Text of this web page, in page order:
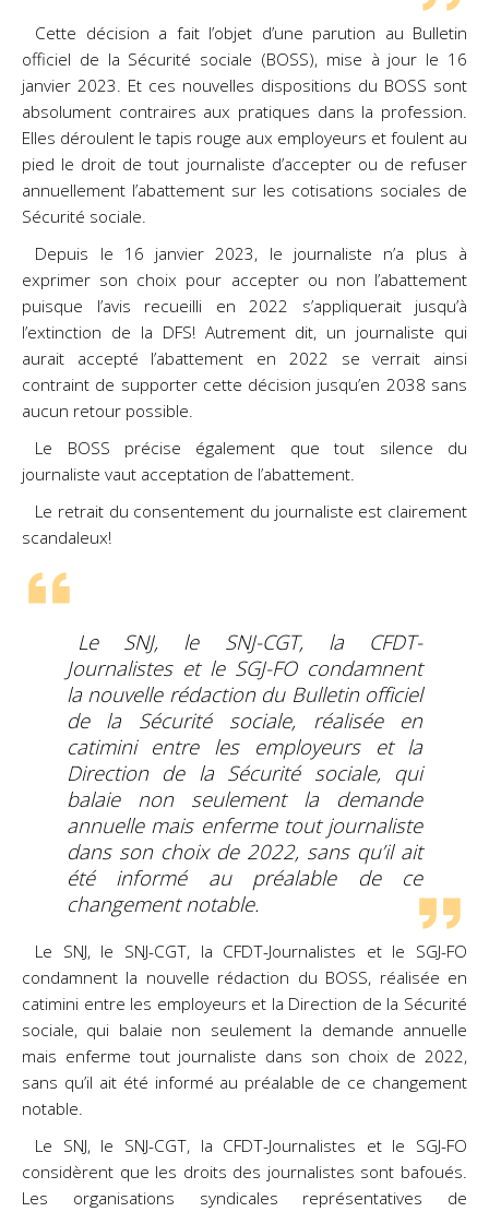
Cette décision a fait l’objet d’une parution au Bulletin
officiel de la Sécurité sociale (BOSS), mise à jour le 16
janvier 2023. Et ces nouvelles dispositions du BOSS sont
absolument contraires aux pratiques dans la profession.
Elles déroulent le tapis rouge aux employeurs et foulent au
pied le droit de tout journaliste d’accepter ou de refuser
annuellement l’abattement sur les cotisations sociales de
Sécurité sociale.
Depuis le 16 janvier 2023, le journaliste n’a plus à
exprimer son choix pour accepter ou non l’abattement
puisque l’avis recueilli en 2022 s’appliquerait jusqu’à
l’extinction de la DFS! Autrement dit, un journaliste qui
aurait accepté l’abattement en 2022 se verrait ainsi
contraint de supporter cette décision jusqu’en 2038 sans
aucun retour possible.
Le BOSS précise également que tout silence du
journaliste vaut acceptation de l’abattement.
Le retrait du consentement du journaliste est clairement
scandaleux!
Le SNJ, le SNJ-CGT, la CFDT-
Journalistes et le SGJ-FO condamnent
la nouvelle rédaction du Bulletin officiel
de la Sécurité sociale, réalisée en
catimini entre les employeurs et la
Direction de la Sécurité sociale, qui
balaie non seulement la demande
annuelle mais enferme tout journaliste
dans son choix de 2022, sans qu’il ait
été informé au préalable de ce
changement notable.
Le SNJ, le SNJ-CGT, la CFDT-Journalistes et le SGJ-FO
condamnent la nouvelle rédaction du BOSS, réalisée en
catimini entre les employeurs et la Direction de la Sécurité
sociale, qui balaie non seulement la demande annuelle
mais enferme tout journaliste dans son choix de 2022,
sans qu’il ait été informé au préalable de ce changement
notable.
Le SNJ, le SNJ-CGT, la CFDT-Journalistes et le SGJ-FO
considèrent que les droits des journalistes sont bafoués.
Les organisations syndicales représentatives de